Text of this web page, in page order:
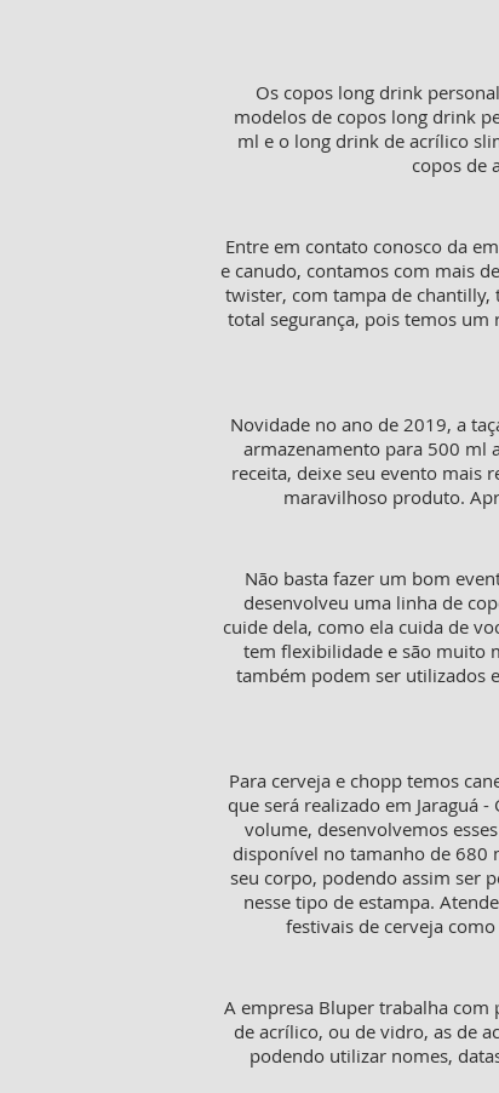
Os copos long drink
modelos de copos long drink
ml e o long drink de acrílico
copos de
Entre em contato conosco da
e canudo, contamos com mais
twister, com tampa de chantilly,
total segurança, pois temos
Novidade no ano de 2019, a
armazenamento para 500 ml
receita, deixe seu evento mais
maravilhoso produto.
Não basta fazer um bom
desenvolveu uma linha de
cuide dela, como ela cuida de
tem flexibilidade e são muito
também podem ser utilizados
Para cerveja e chopp temos
que será realizado em Jaraguá
volume, desenvolvemos
disponível no tamanho de 680
seu corpo, podendo assim ser
nesse tipo de estampa.
festivais de cerveja
A empresa Bluper trabalha
de acrílico, ou de vidro, as de
podendo utilizar nomes,